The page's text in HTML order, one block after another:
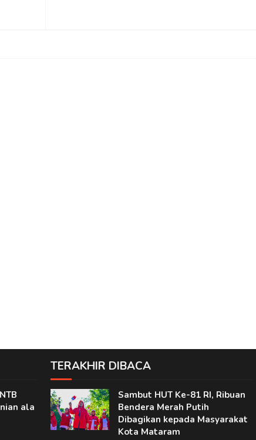
ala
TERAKHIR DIBACA
Sambut HUT Ke-81 RI, Ribuan
Bendera Merah Putih
Dibagikan kepada Masyarakat
Kota Mataram